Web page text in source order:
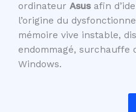
ordinateur Asusafin
l’origine du
mémoire vive instable,
endommagé, surchauffe
Windows.